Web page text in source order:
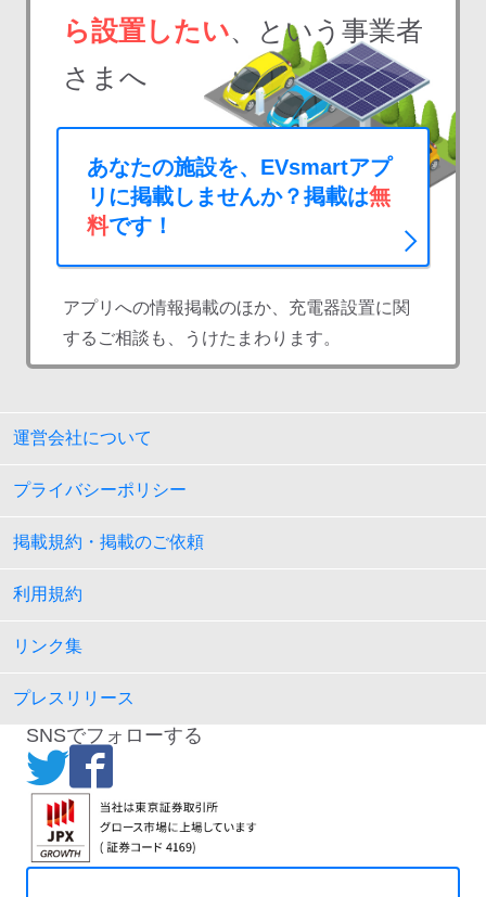
ら設置したい、という事業者
さまへ
あなたの施設を、EVsmartアプ
リに掲載しませんか？掲載は無
料です！
アプリへの情報掲載のほか、充電器設置に関
するご相談も、うけたまわります。
運営会社について
プライバシーポリシー
掲載規約・掲載のご依頼
利用規約
リンク集
プレスリリース
SNSでフォローする